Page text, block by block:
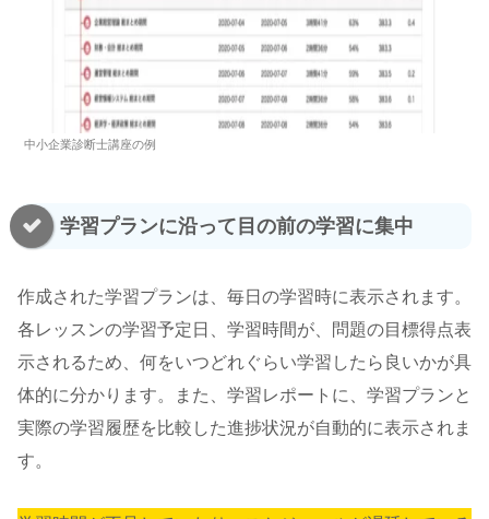
中小企業診断士講座の例
学習プランに沿って目の前の学習に集中
作成された学習プランは、毎日の学習時に表示されます。
各レッスンの学習予定日、学習時間が、問題の目標得点表
示されるため、何をいつどれぐらい学習したら良いかが具
体的に分かります。また、学習レポートに、学習プランと
実際の学習履歴を比較した進捗状況が自動的に表示されま
す。